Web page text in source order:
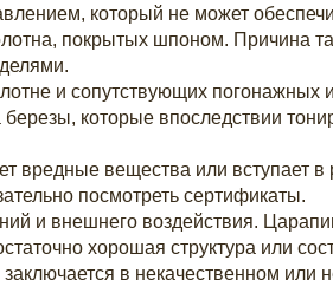
который не может
покрытых шпоном. Причина
и сопутствующих погонажных
которые впоследствии
вещества или вступает
посмотреть сертификаты.
и внешнего воздействия.
хорошая структура или
в некачественном или